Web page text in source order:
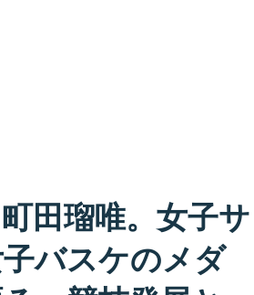
田瑠唯。女子サ
バスケのメダ